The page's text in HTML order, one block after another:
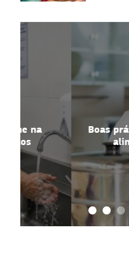
Boas práticas de
alimentos no